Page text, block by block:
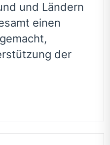
und Ländern
einen
der